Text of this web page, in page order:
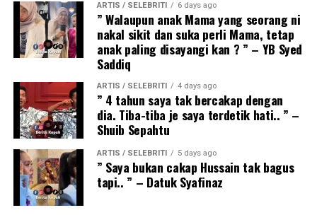
ARTIS / SELEBRITI 6 days ago
” Walaupun anak Mama yang seorang ni
nakal sikit dan suka perli Mama, tetap
anak paling disayangi kan ? ” – YB Syed
Saddiq
ARTIS / SELEBRITI 4 days ago
” 4 tahun saya tak bercakap dengan
dia. Tiba-tiba je saya terdetik hati.. ” –
Shuib Sepahtu
ARTIS / SELEBRITI 5 days ago
” Saya bukan cakap Hussain tak bagus
tapi.. ” – Datuk Syafinaz